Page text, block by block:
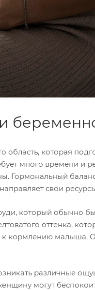
которая
много времени и
Гормональный
свои
который обычно
оттенка,
к кормлению малыша.
различные
могут